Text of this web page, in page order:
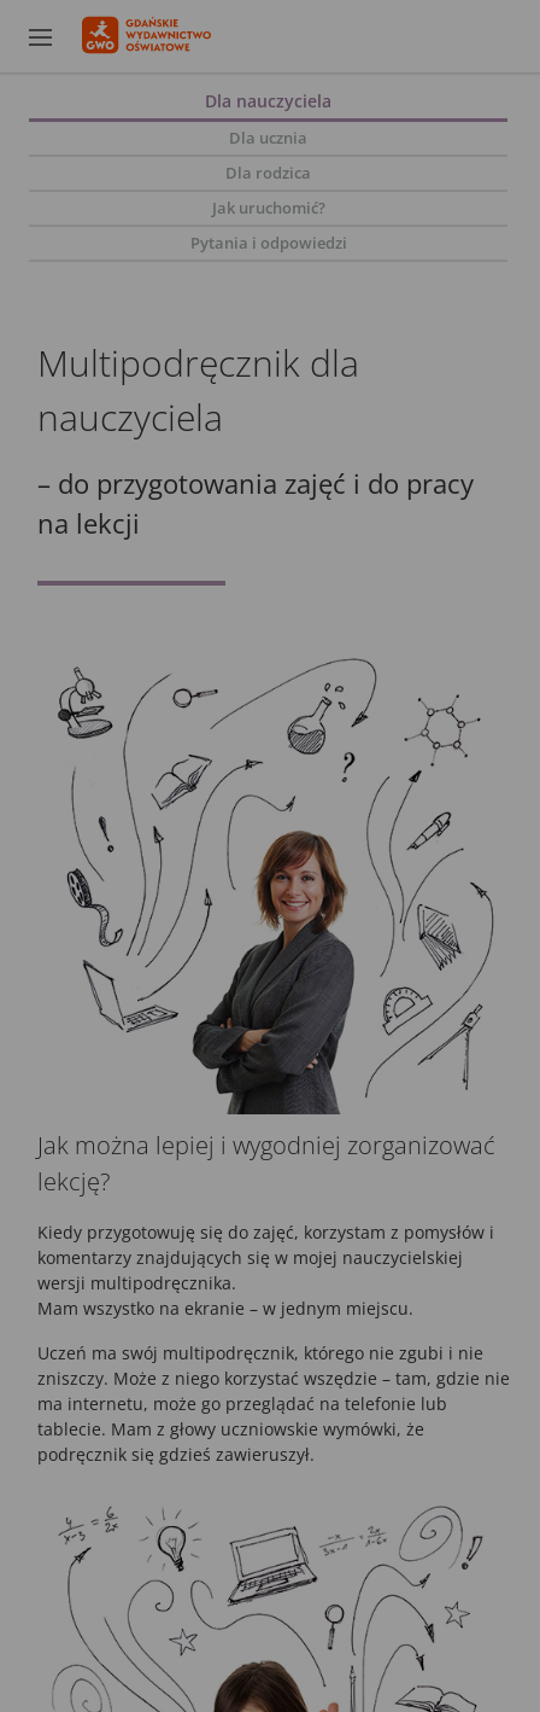
Dla nauczyciela
Dla ucznia
Dla rodzica
Jak uruchomić?
Pytania i odpowiedzi
Multipodręcznik dla
nauczyciela
– do przygotowania zajęć i do pracy
na lekcji
Jak można lepiej i wygodniej zorganizować
lekcję?
Kiedy przygotowuję się do zajęć, korzystam z pomysłów i
komentarzy znajdujących się w mojej nauczycielskiej
wersji multipodręcznika.
Mam wszystko na ekranie – w jednym miejscu.
Uczeń ma swój multipodręcznik, którego nie zgubi i nie
zniszczy. Może z niego korzystać wszędzie – tam, gdzie nie
ma internetu, może go przeglądać na telefonie lub
tablecie. Mam z głowy uczniowskie wymówki, że
podręcznik się gdzieś zawieruszył.